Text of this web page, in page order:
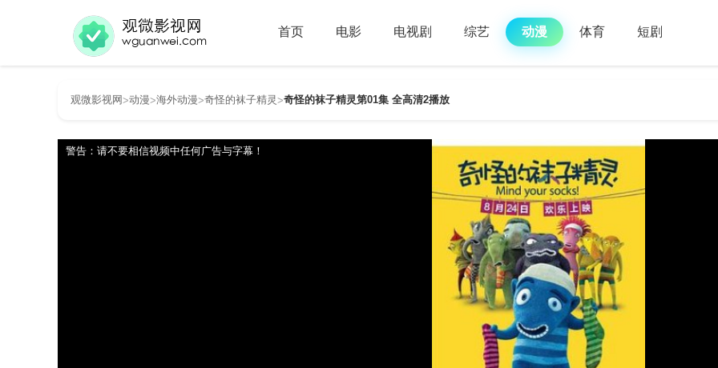
首页 电影 电视剧 综艺 动漫 体育 短剧
观微影视网>动漫>海外动漫>奇怪的袜子精灵>奇怪的袜子精灵第01集 全高清2播放
警告：请不要相信视频中任何广告与字幕！